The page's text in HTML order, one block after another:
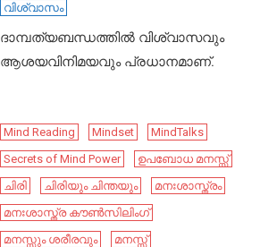
വിശ്വാസം
ദാമ്പത്യബന്ധത്തിൽ വിശ്വാസവും
ആശയവിനിമയവും പ്രധാനമാണ്.
Mind Reading Mindset
MindTalks
Secrets of Mind Power
ഉപബോധ മനസ്സ്
ചിരി
ചിരിയും ചിന്തയും
മനഃശാസ്ത്രം
മനഃശാസ്ത്ര കൗൺസിലിംഗ്
മനസ്സും ശരീരവും
മനസ്സ്